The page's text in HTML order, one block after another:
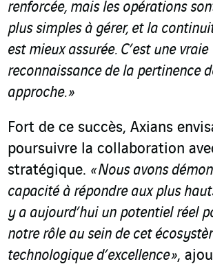
renforcée, mais les opérations
plus simples à gérer, et la
est mieux assurée. C’est une vraie
reconnaissance de la pertinence
approche. »
Fort de ce succès, Axians
poursuivre la collaboration
stratégique. « Nous avons
capacité à répondre aux plus
y a aujourd’hui un potentiel réel
notre rôle au sein de cet
technologique d’excellence»,